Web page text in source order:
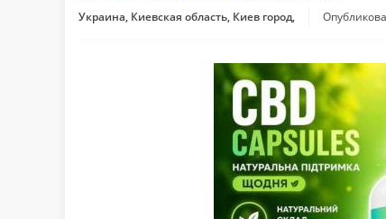
Украина, Киевская область, Киев город,